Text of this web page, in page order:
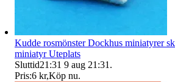
Kudde rosmönster Dockhus miniatyrer
miniatyr Uteplats
Sluttid21:31 9 aug 21:31 .
Pris:6 kr,Köp nu.